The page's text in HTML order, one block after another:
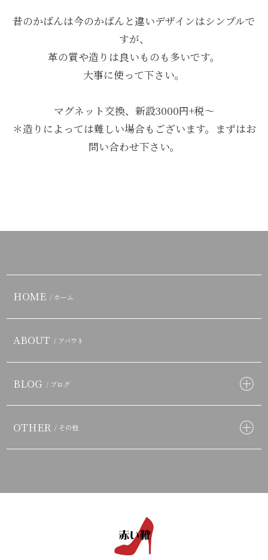
昔のかばんは今のかばんと違いデザインはシンプルで
すが、
革の質や造りは良いものも多いです。
大事に使って下さい。
マグネット交換、新設3000円+税～
＊造りによっては難しい場合もございます。まずはお
問い合わせ下さい。
HOME / ホーム
ABOUT / アバウト
BLOG / ブログ
OTHER / その他